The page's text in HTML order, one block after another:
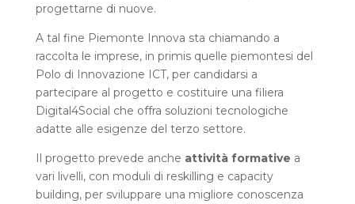
progettarne di nuove.
A tal fine Piemonte Innova sta chiamando a
raccolta le imprese, in primis quelle piemontesi del
Polo di Innovazione ICT, per candidarsi a
partecipare al progetto e costituire una filiera
Digital4Social che offra soluzioni tecnologiche
adatte alle esigenze del terzo settore.
Il progetto prevede anche attività formative a
vari livelli, con moduli di reskilling e capacity
building, per sviluppare una migliore conoscenza